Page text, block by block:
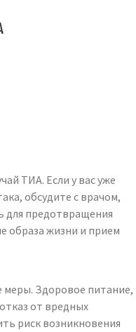
ТИА. Если у вас уже
обсудите с врачом,
для предотвращения
образа жизни и прием
меры. Здоровое питание,
от вредных
риск возникновения